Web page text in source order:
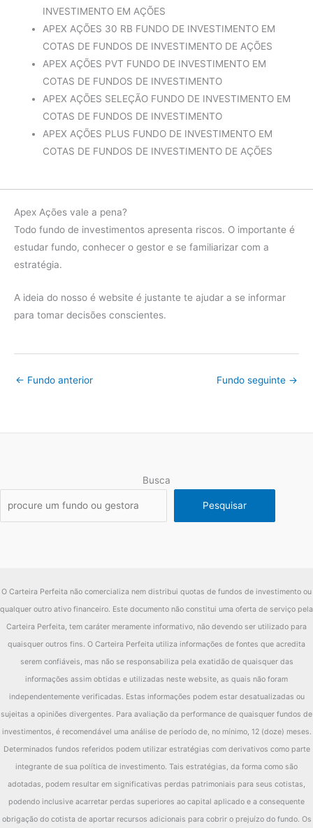
INVESTIMENTO EM AÇÕES
APEX AÇÕES 30 RB FUNDO DE INVESTIMENTO EM
COTAS DE FUNDOS DE INVESTIMENTO DE AÇÕES
APEX AÇÕES PVT FUNDO DE INVESTIMENTO EM
COTAS DE FUNDOS DE INVESTIMENTO
APEX AÇÕES SELEÇÃO FUNDO DE INVESTIMENTO EM
COTAS DE FUNDOS DE INVESTIMENTO
APEX AÇÕES PLUS FUNDO DE INVESTIMENTO EM
COTAS DE FUNDOS DE INVESTIMENTO DE AÇÕES
Apex Ações vale a pena?
Todo fundo de investimentos apresenta riscos. O importante é
estudar fundo, conhecer o gestor e se familiarizar com a
estratégia.
A ideia do nosso é website é justante te ajudar a se informar
para tomar decisões conscientes.
← Fundo anterior Fundo seguinte →
Busca
Pesquisar
O Carteira Perfeita não comercializa nem distribui quotas de fundos de investimento ou
qualquer outro ativo financeiro. Este documento não constitui uma oferta de serviço pela
Carteira Perfeita, tem caráter meramente informativo, não devendo ser utilizado para
quaisquer outros fins. O Carteira Perfeita utiliza informações de fontes que acredita
serem confiáveis, mas não se responsabiliza pela exatidão de quaisquer das
informações assim obtidas e utilizadas neste website, as quais não foram
independentemente verificadas. Estas informações podem estar desatualizadas ou
sujeitas a opiniões divergentes. Para avaliação da performance de quaisquer fundos de
investimentos, é recomendável uma análise de período de, no mínimo, 12 (doze) meses.
Determinados fundos referidos podem utilizar estratégias com derivativos como parte
integrante de sua política de investimento. Tais estratégias, da forma como são
adotadas, podem resultar em significativas perdas patrimoniais para seus cotistas,
podendo inclusive acarretar perdas superiores ao capital aplicado e a consequente
obrigação do cotista de aportar recursos adicionais para cobrir o prejuízo do fundo. Os